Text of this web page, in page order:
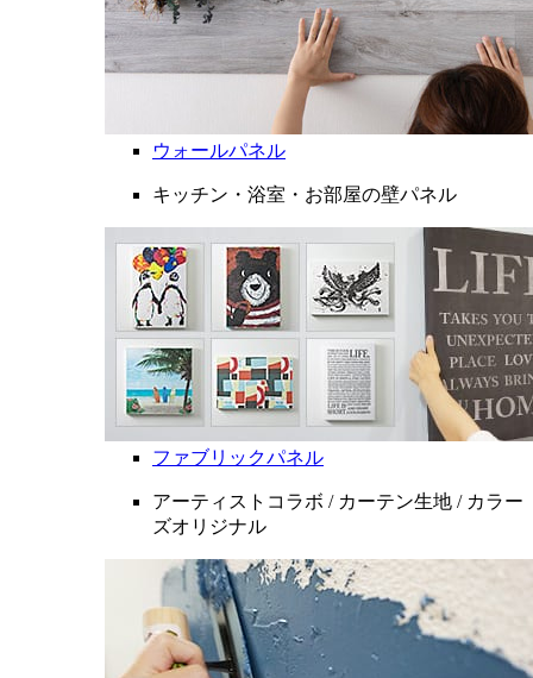
ウォールパネル
キッチン・浴室・お部屋の壁パネル
ファブリックパネル
アーティストコラボ / カーテン生地 / カラー
ズオリジナル